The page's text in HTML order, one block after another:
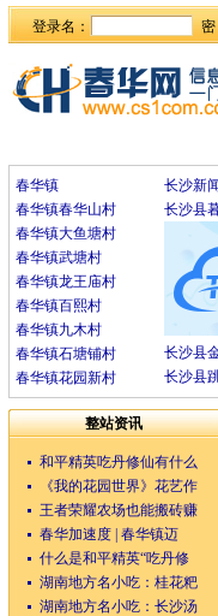
登录名：
春华镇
春华镇春华山村
春华镇大鱼塘村
春华镇武塘村
春华镇龙王庙村
春华镇百熙村
春华镇九木村
春华镇石塘铺村
春华镇花园新村
长沙新
长沙县
长沙县
长沙县
整站资讯
和平精英吃丹修仙有什么
《我的花园世界》花艺作
王者荣耀农场也能搬砖赚
春华加速度 | 春华镇迈
什么是和平精英“吃丹修
湖南地方名小吃：桂花粑
湖南地方名小吃：长沙汤